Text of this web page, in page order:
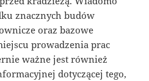
znacznych budów
oraz bazowe
prowadzenia prac
ważne jest również
dotyczącej tego,